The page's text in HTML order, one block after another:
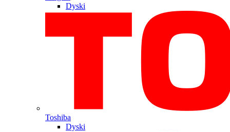
Dyski
Toshiba
Dyski